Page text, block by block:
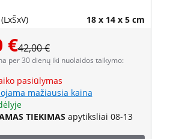
18 x 14 x 5 cm
€42,00 €
per 30 dienų iki nuolaidos taikymo:
pasiūlymas
mažiausia kaina
TIEKIMAS apytiksliai 08-13